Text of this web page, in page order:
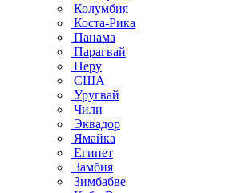
Колумбия
Коста-Рика
Панама
Парагвай
Перу
США
Уругвай
Чили
Эквадор
Ямайка
Египет
Замбия
Зимбабве